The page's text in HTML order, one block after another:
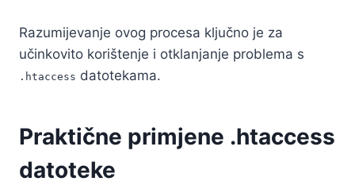
Razumijevanje ovog procesa ključno je za
učinkovito korištenje i otklanjanje problema s
.htaccess datotekama.
Praktične primjene .htaccess
datoteke